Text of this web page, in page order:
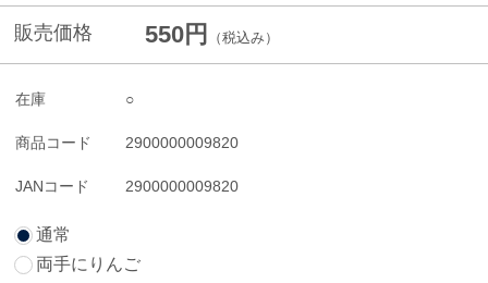
販売価格 550円 （税込み）
在庫 ○
商品コード 2900000009820
JANコード 2900000009820
通常
両手にりんご